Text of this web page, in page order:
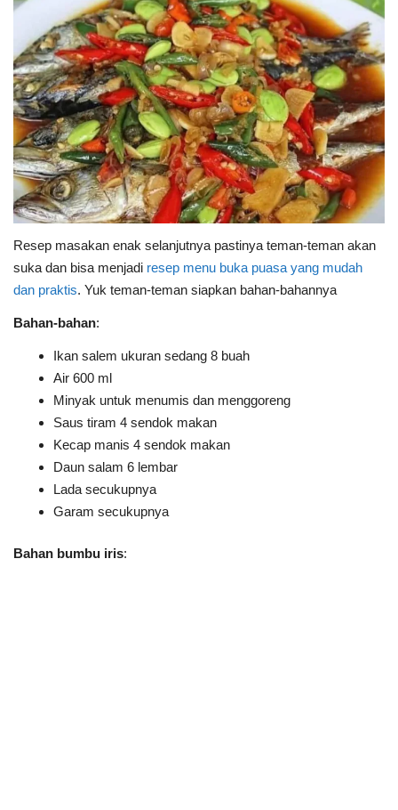
Resep masakan enak selanjutnya pastinya teman-teman akan
suka dan bisa menjadi resep menu buka puasa yang mudah
dan praktis. Yuk teman-teman siapkan bahan-bahannya
Bahan-bahan:
Ikan salem ukuran sedang 8 buah
Air 600 ml
Minyak untuk menumis dan menggoreng
Saus tiram 4 sendok makan
Kecap manis 4 sendok makan
Daun salam 6 lembar
Lada secukupnya
Garam secukupnya
Bahan bumbu iris: